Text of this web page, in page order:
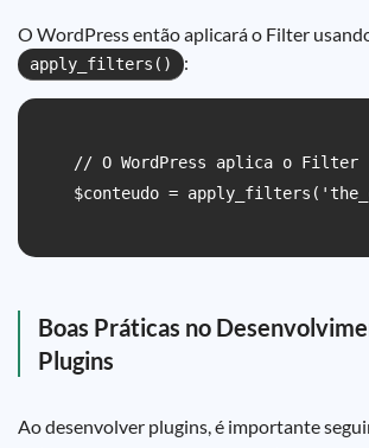
O WordPress então aplicará o Filter
apply_filters() :
// O WordPress aplica o Filter
$conteudo =
Boas Práticas no
Plugins
Ao desenvolver plugins, é importante